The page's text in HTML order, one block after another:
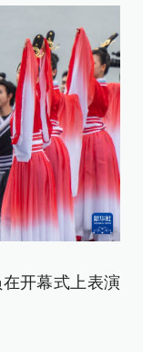
开幕式上表演